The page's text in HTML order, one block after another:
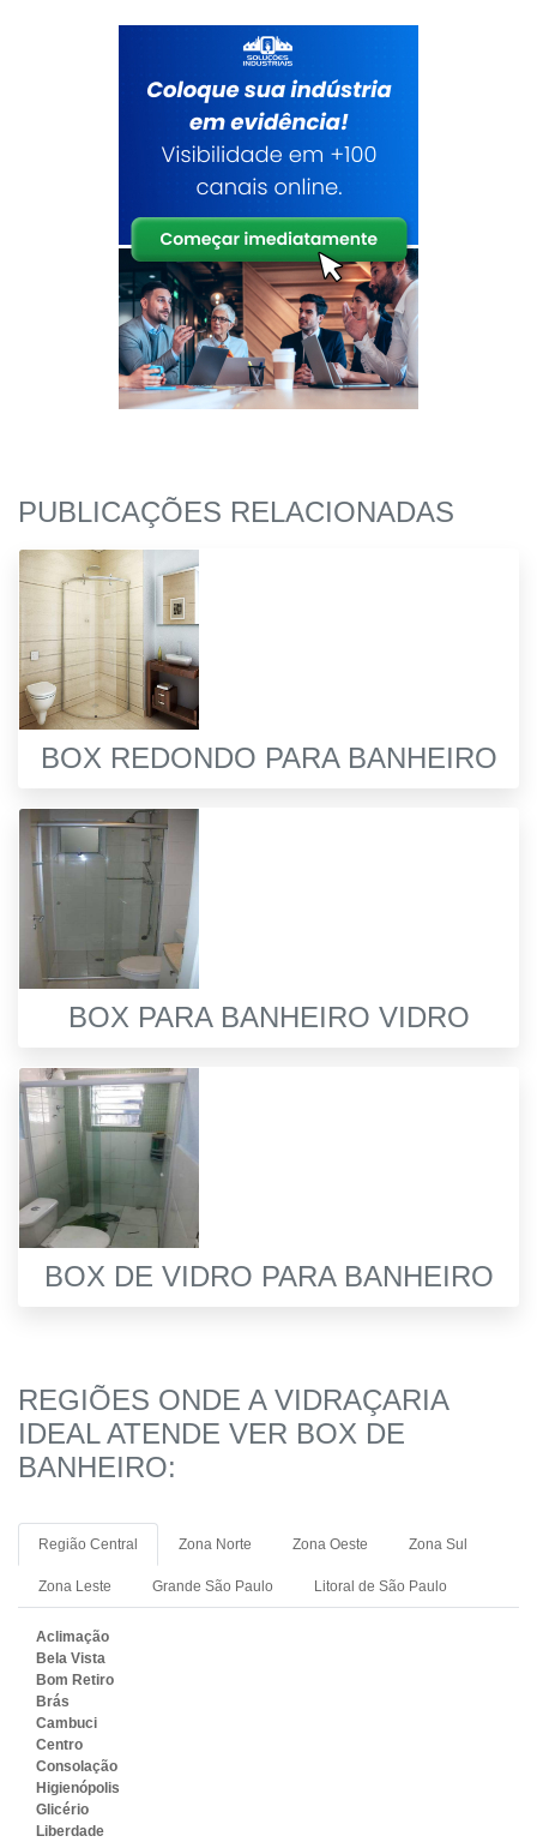
PUBLICAÇÕES RELACIONADAS
BOX REDONDO PARA BANHEIRO
BOX PARA BANHEIRO VIDRO
BOX DE VIDRO PARA BANHEIRO
REGIÕES ONDE A VIDRAÇARIA
IDEAL ATENDE VER BOX DE
BANHEIRO:
Região Central Zona Norte Zona Oeste Zona Sul
Zona Leste Grande São Paulo Litoral de São Paulo
Aclimação
Bela Vista
Bom Retiro
Brás
Cambuci
Centro
Consolação
Higienópolis
Glicério
Liberdade